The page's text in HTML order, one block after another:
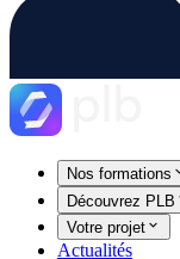
Nos formations
Découvrez PLB
Votre projet
Actualités